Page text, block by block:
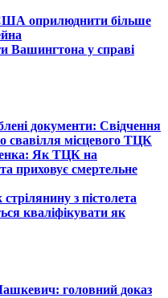
оприлюднити більше
Вашингтона у справі
документи: Свідчення
місцевого ТЦК
Як ТЦК на
приховує смертельне
з пістолета
кваліфікувати як
головний доказ